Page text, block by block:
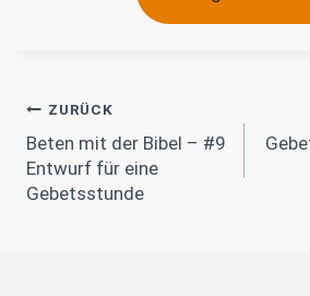
Beitragsnavigation
ZURÜCK
Beten mit der Bibel – #9
Entwurf für eine
Gebetsstunde